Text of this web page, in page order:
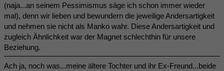
(naja...an seinem Pessimismus säge ich schon immer wieder
mal), denn wir lieben und bewundern die jeweilige Andersartigkeit
und nehmen sie nicht als Manko wahr. Diese Andersartigkeit und
zugleich Ähnlichkeit war der Magnet schlechthin für unsere
Beziehung.
Ach ja, noch was...meine ältere Tochter und ihr Ex-Freund...beide